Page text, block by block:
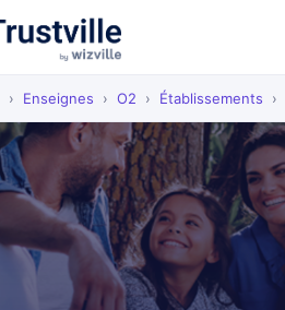
› Enseignes › O2 › Établissements ›